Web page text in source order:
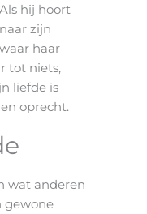
hij hoort
zijn
haar
tot niets,
liefde is
oprecht.
wat anderen
gewone